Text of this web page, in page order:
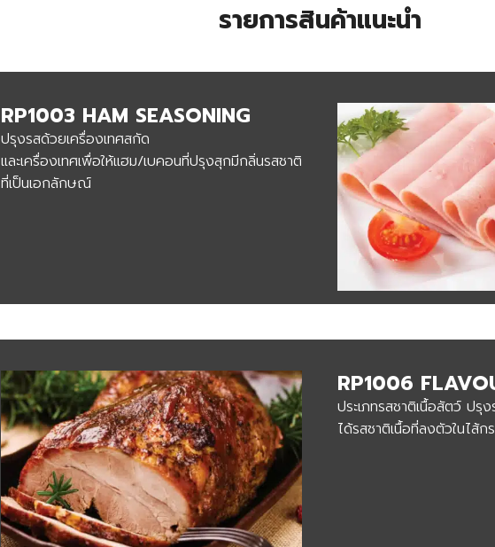
รายการสินค้าแนะนำ
RP1003 HAM SEASONING
ปรุงรสด้วยเครื่องเทศสกัด
และเครื่องเทศเพื่อให้แฮม/เบคอนที่ปรุงสุกมีกลิ่นรสชาติ
ที่เป็นเอกลักษณ์
RP1006
ประเภทรสชาติเนื้อสัตว์ ปรุ
ได้รสชาติเนื้อที่ลงตัวในไส้ก